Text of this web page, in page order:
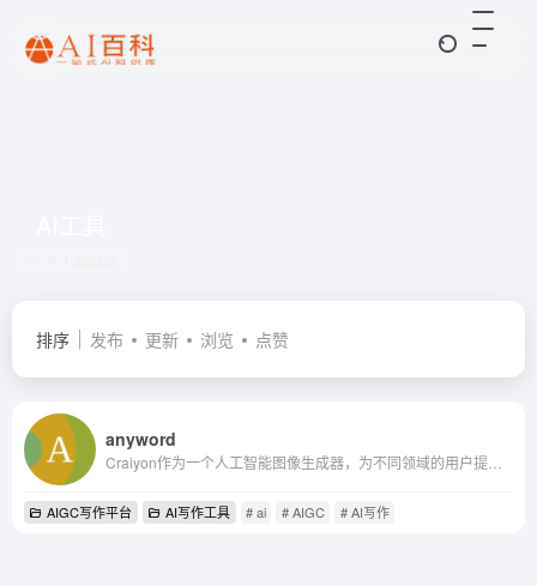
排序 发布 更新 浏览 点赞
anyword
AIGC写作平台 AI写作工具 # ai # AIGC # AI写作